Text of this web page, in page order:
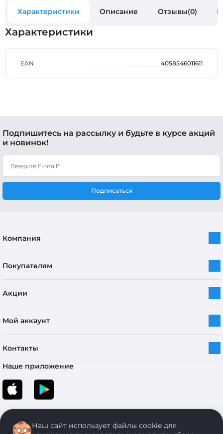
Характеристики Описание Отзывы(0)
Характеристики
EAN 4058546011611
Подпишитесь на рассылку и будьте в курсе акций
и новинок!
Подписаться
Компания
Покупателям
Акции
Мой аккаунт
Контакты
Наше приложение
Наш сайт использует файлы cookie для